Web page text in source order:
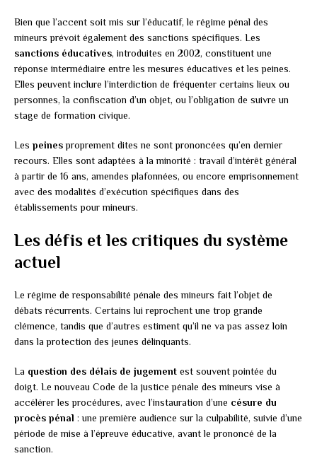
Bien que l’accent soit mis sur l’éducatif, le régime pénal des
mineurs prévoit également des sanctions spécifiques. Les
sanctions éducatives, introduites en 2002, constituent une
réponse intermédiaire entre les mesures éducatives et les peines.
Elles peuvent inclure l’interdiction de fréquenter certains lieux ou
personnes, la confiscation d’un objet, ou l’obligation de suivre un
stage de formation civique.
Les peinesproprement dites ne sont prononcées qu’en dernier
recours. Elles sont adaptées à la minorité : travail d’intérêt général
à partir de 16 ans, amendes plafonnées, ou encore emprisonnement
avec des modalités d’exécution spécifiques dans des
établissements pour mineurs.
Les défis et les critiques du système
actuel
Le régime de responsabilité pénale des mineurs fait l’objet de
débats récurrents. Certains lui reprochent une trop grande
clémence, tandis que d’autres estiment qu’il ne va pas assez loin
dans la protection des jeunes délinquants.
La question des délais de jugement est souvent pointée du
doigt. Le nouveau Code de la justice pénale des mineurs vise à
accélérer les procédures, avec l’instauration d’une césure du
procès pénal : une première audience sur la culpabilité, suivie d’une
période de mise à l’épreuve éducative, avant le prononcé de la
sanction.